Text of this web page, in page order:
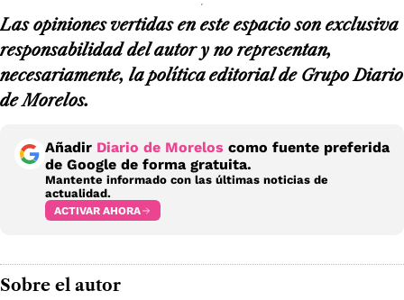
Las opiniones vertidas en este espacio son exclusiva
responsabilidad del autor y no representan,
necesariamente, la política editorial de Grupo Diario
de Morelos.
Añadir Diario de Morelos como fuente preferida
de Google de forma gratuita.
Mantente informado con las últimas noticias de
actualidad.
ACTIVAR AHORA
Sobre el autor